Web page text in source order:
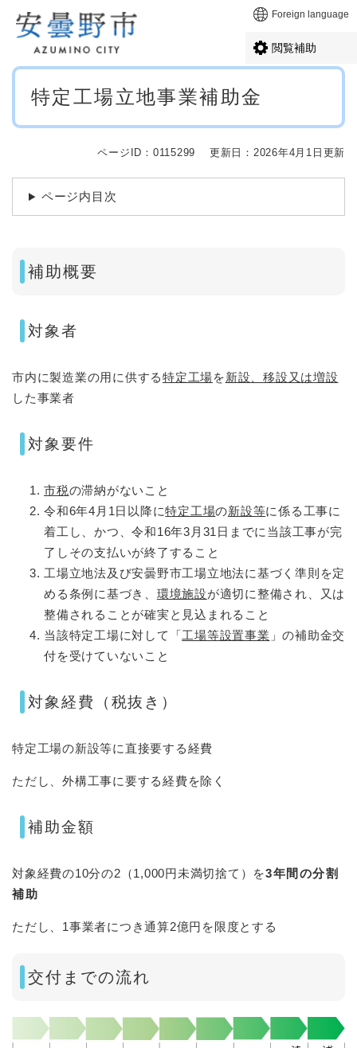
メニューを飛ばして本文へ Foreign language
閲覧補助
本
特定工場立地事業補助金
ページID：0115299 更新日：2026年4月1日更新
ページ内目次
補助概要
対象者
市内に製造業の用に供する特定工場を新設、移設又は増設
した事業者​
対象要件
市税の滞納がないこと
令和6年4月1日以降に特定工場の新設等に係る工事に
着工し、かつ、令和16年3月31日までに当該工事が完
了しその支払いが終了すること
工場立地法及び安曇野市工場立地法に基づく準則を定
める条例に基づき、 環境施設が適切に整備され、又は
整備されることが確実と見込まれること
当該特定工場に対して「工場等設置事業 」の補助金交
付を受けていないこと
対象経費（税抜き）
特定工場の新設等に直接要する経費
ただし、外構工事に要する経費を除く
補助金額
対象経費の10分の2（1,000円未満切捨て）を3年間の分割
補助
ただし、1事業者につき通算2億円を限度とする
交付までの流れ